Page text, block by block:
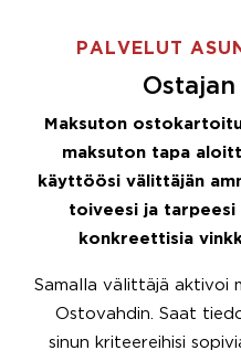
PALVELUT
Maksuton
maksuton tapa
käyttöösi välittäjän
toiveesi ja tarpeesi
konkreettisia
Samalla välittäjä aktivoi
Ostovahdin. Saat
sinun kriteereihisi